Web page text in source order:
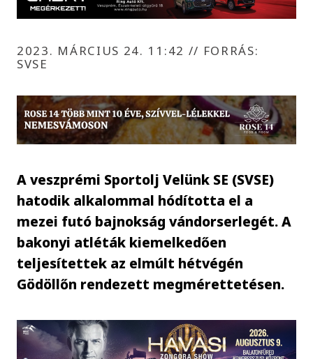
2023. MÁRCIUS 24. 11:42 // FORRÁS:
SVSE
A veszprémi Sportolj Velünk SE (SVSE)
hatodik alkalommal hódította el a
mezei futó bajnokság vándorserlegét. A
bakonyi atléták kiemelkedően
teljesítettek az elmúlt hétvégén
Gödöllőn rendezett megmérettetésen.